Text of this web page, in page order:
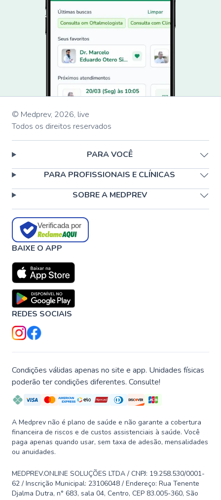
© Medprev, 2026, live
Todos os direitos reservados
PARA VOCÊ
PARA PROFISSIONAIS E CLÍNICAS
SOBRE A MEDPREV
Verificada por
BAIXE O APP
REDES SOCIAIS
Condições válidas apenas no site e app. Unidades físicas
poderão ter condições diferentes. Consulte!
A Medprev não é plano de saúde e não garante a cobertura
financeira de riscos e de custos assistenciais à saúde. Você
paga apenas quando usar, sem taxa de adesão, mensalidades
ou anuidades.
MEDPREV.ONLINE SOLUÇÕES LTDA / CNPJ: 19.258.530/0001-
62 / Inscrição Municipal: 23106048 / Endereço: Rua Tenente
Djalma Dutra, n° 683, sala 04, Centro, CEP 83.005-360, São